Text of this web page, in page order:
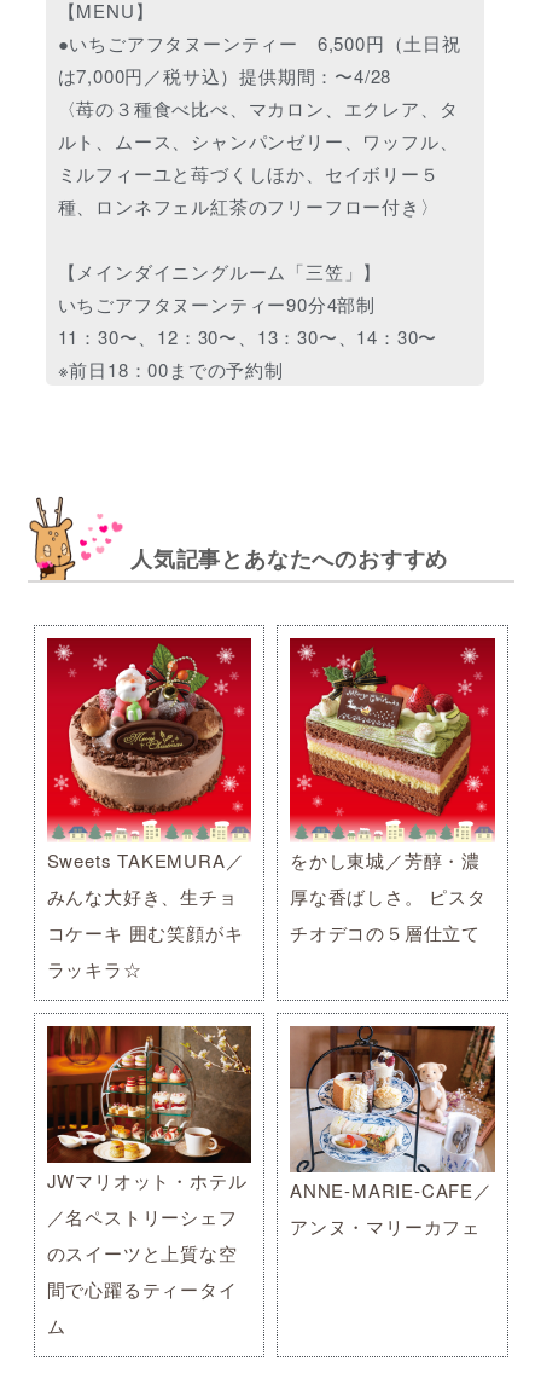
【MENU】
●いちごアフタヌーンティー 6,500円（土日祝
は7,000円／税サ込）提供期間：〜4/28
〈苺の３種食べ比べ、マカロン、エクレア、タ
ルト、ムース、シャンパンゼリー、ワッフル、
ミルフィーユと苺づくしほか、セイボリー５
種、ロンネフェル紅茶のフリーフロー付き〉
【メインダイニングルーム「三笠」】
いちごアフタヌーンティー90分4部制
11：30〜、12：30〜、13：30〜、14：30〜
※前日18：00までの予約制
人気記事とあなたへのおすすめ
Sweets TAKEMURA／
みんな大好き、生チョ
コケーキ 囲む笑顔がキ
ラッキラ☆
をかし東城／芳醇・濃
厚な香ばしさ。 ピスタ
チオデコの５層仕立て
JWマリオット・ホテル
／名ペストリーシェフ
のスイーツと上質な空
間で心躍るティータイ
ム
ANNE-MARIE-CAFE／
アンヌ・マリーカフェ